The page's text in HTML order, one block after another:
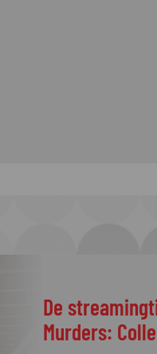
De
Murders: